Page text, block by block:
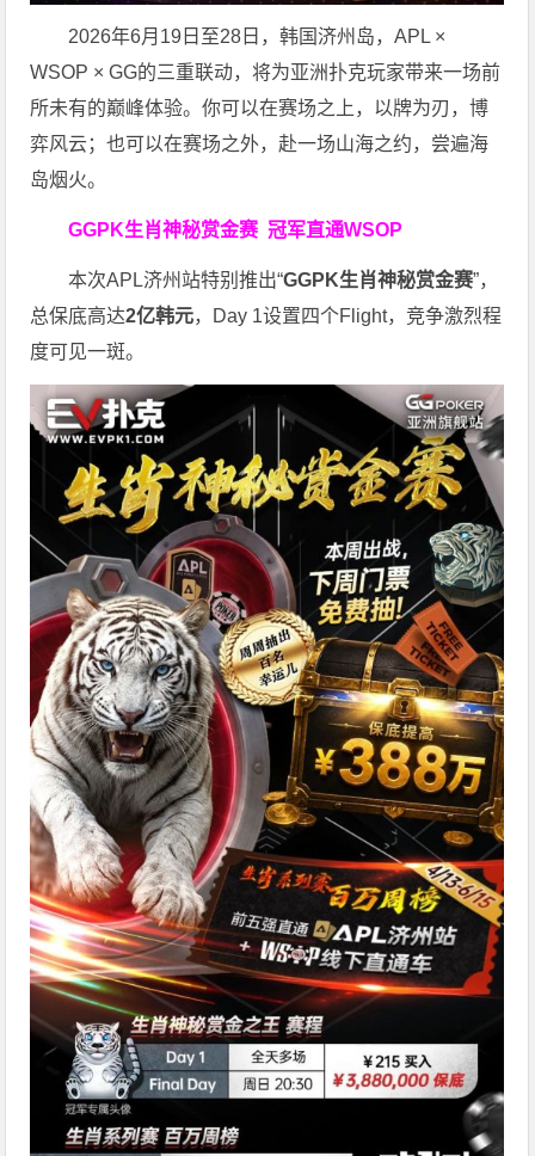
2026年6月19日至28日，韩国济州岛，APL ×
WSOP × GG的三重联动，将为亚洲扑克玩家带来一场前
所未有的巅峰体验。你可以在赛场之上，以牌为刃，博
弈风云；也可以在赛场之外，赴一场山海之约，尝遍海
岛烟火。
GGPK生肖神秘赏金赛冠军直通WSOP
本次APL济州站特别推出“GGPK生肖神秘赏金赛”，
总保底高达2亿韩元，Day 1设置四个Flight，竞争激烈程
度可见一斑。